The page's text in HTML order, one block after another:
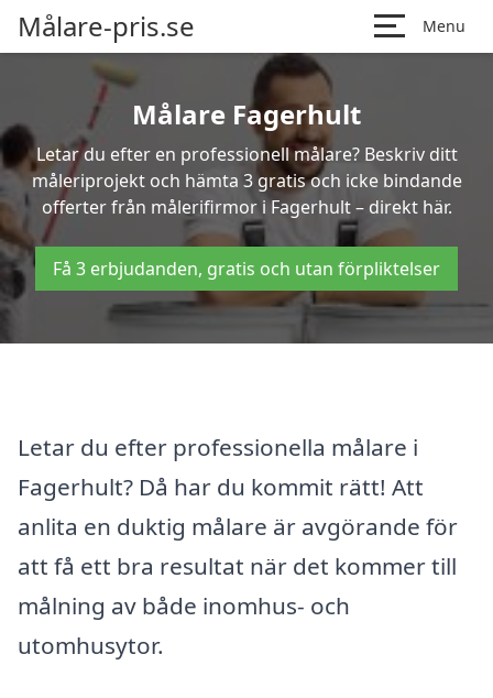
Målare-pris.se Menu
Målare Fagerhult
Letar du efter en professionell målare? Beskriv ditt
måleriprojekt och hämta 3 gratis och icke bindande
offerter från målerifirmor i Fagerhult – direkt här.
Få 3 erbjudanden, gratis och utan förpliktelser
Letar du efter professionella målare i
Fagerhult? Då har du kommit rätt! Att
anlita en duktig målare är avgörande för
att få ett bra resultat när det kommer till
målning av både inomhus- och
utomhusytor.